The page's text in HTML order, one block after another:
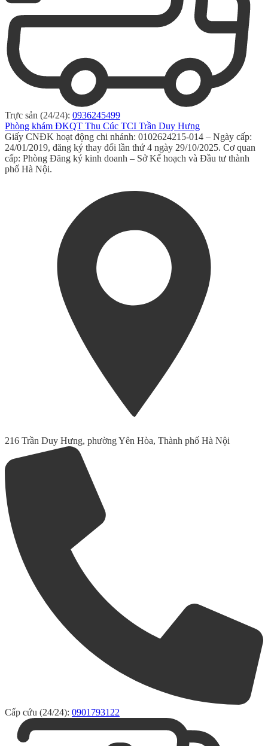
Trực sản (24/24): 0936245499
Phòng khám ĐKQT Thu Cúc TCI Trần Duy Hưng
Giấy CNĐK hoạt động chi nhánh: 0102624215-014 – Ngày cấp:
24/01/2019, đăng ký thay đổi lần thứ 4 ngày 29/10/2025. Cơ quan
cấp: Phòng Đăng ký kinh doanh – Sở Kế hoạch và Đầu tư thành
phố Hà Nội.
216 Trần Duy Hưng, phường Yên Hòa, Thành phố Hà Nội
Cấp cứu (24/24): 0901793122